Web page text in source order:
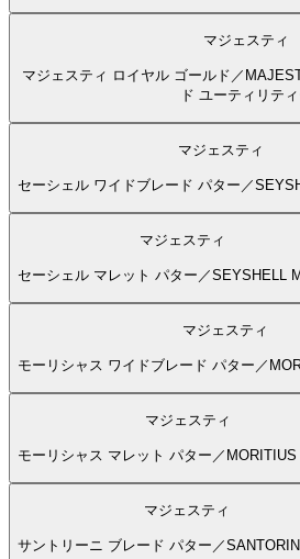
マジェスティ
マジェスティ ロイヤル ゴールド／
ド ユーティリテ
マジェスティ
セーシェル ワイドブレード パター／
マジェスティ
セーシェル マレット パター／SEYSHELL
マジェスティ
モーリシャス ワイドブレード パター／
マジェスティ
モーリシャス マレット パター／
マジェスティ
サントリーニ ブレード パター／